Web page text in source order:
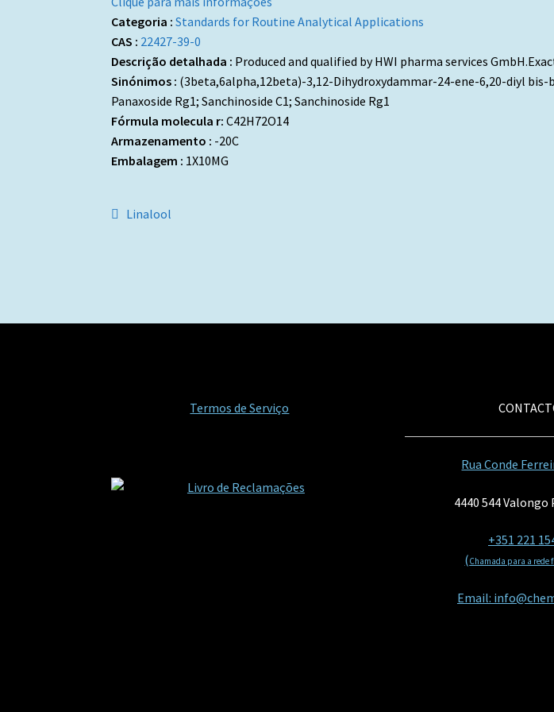
Categoria :Standards for Routine Analytical Applications
CAS : 22427-39-0
Descrição detalhada : Produced and qualified by HWI pharma services
Sinónimos : (3beta,6alpha,12beta)-3,12-Dihydroxydammar-24-ene-6,20-diyl bis-
Panaxoside Rg1; Sanchinoside C1; Sanchinoside Rg1
Fórmula molecula r:C42H72O14
Armazenamento : -20C
Embalagem : 1X10MG
Navegação
Artigo
Linalool
Termos de Serviço
Rua Conde
4440 544 Valongo
+351 221
(Chamada para a rede
Email: